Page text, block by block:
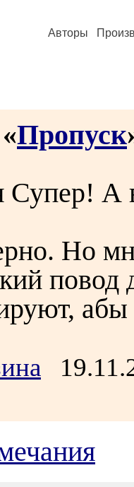
Авторы
Пропуск
Супер! А
Но
повод